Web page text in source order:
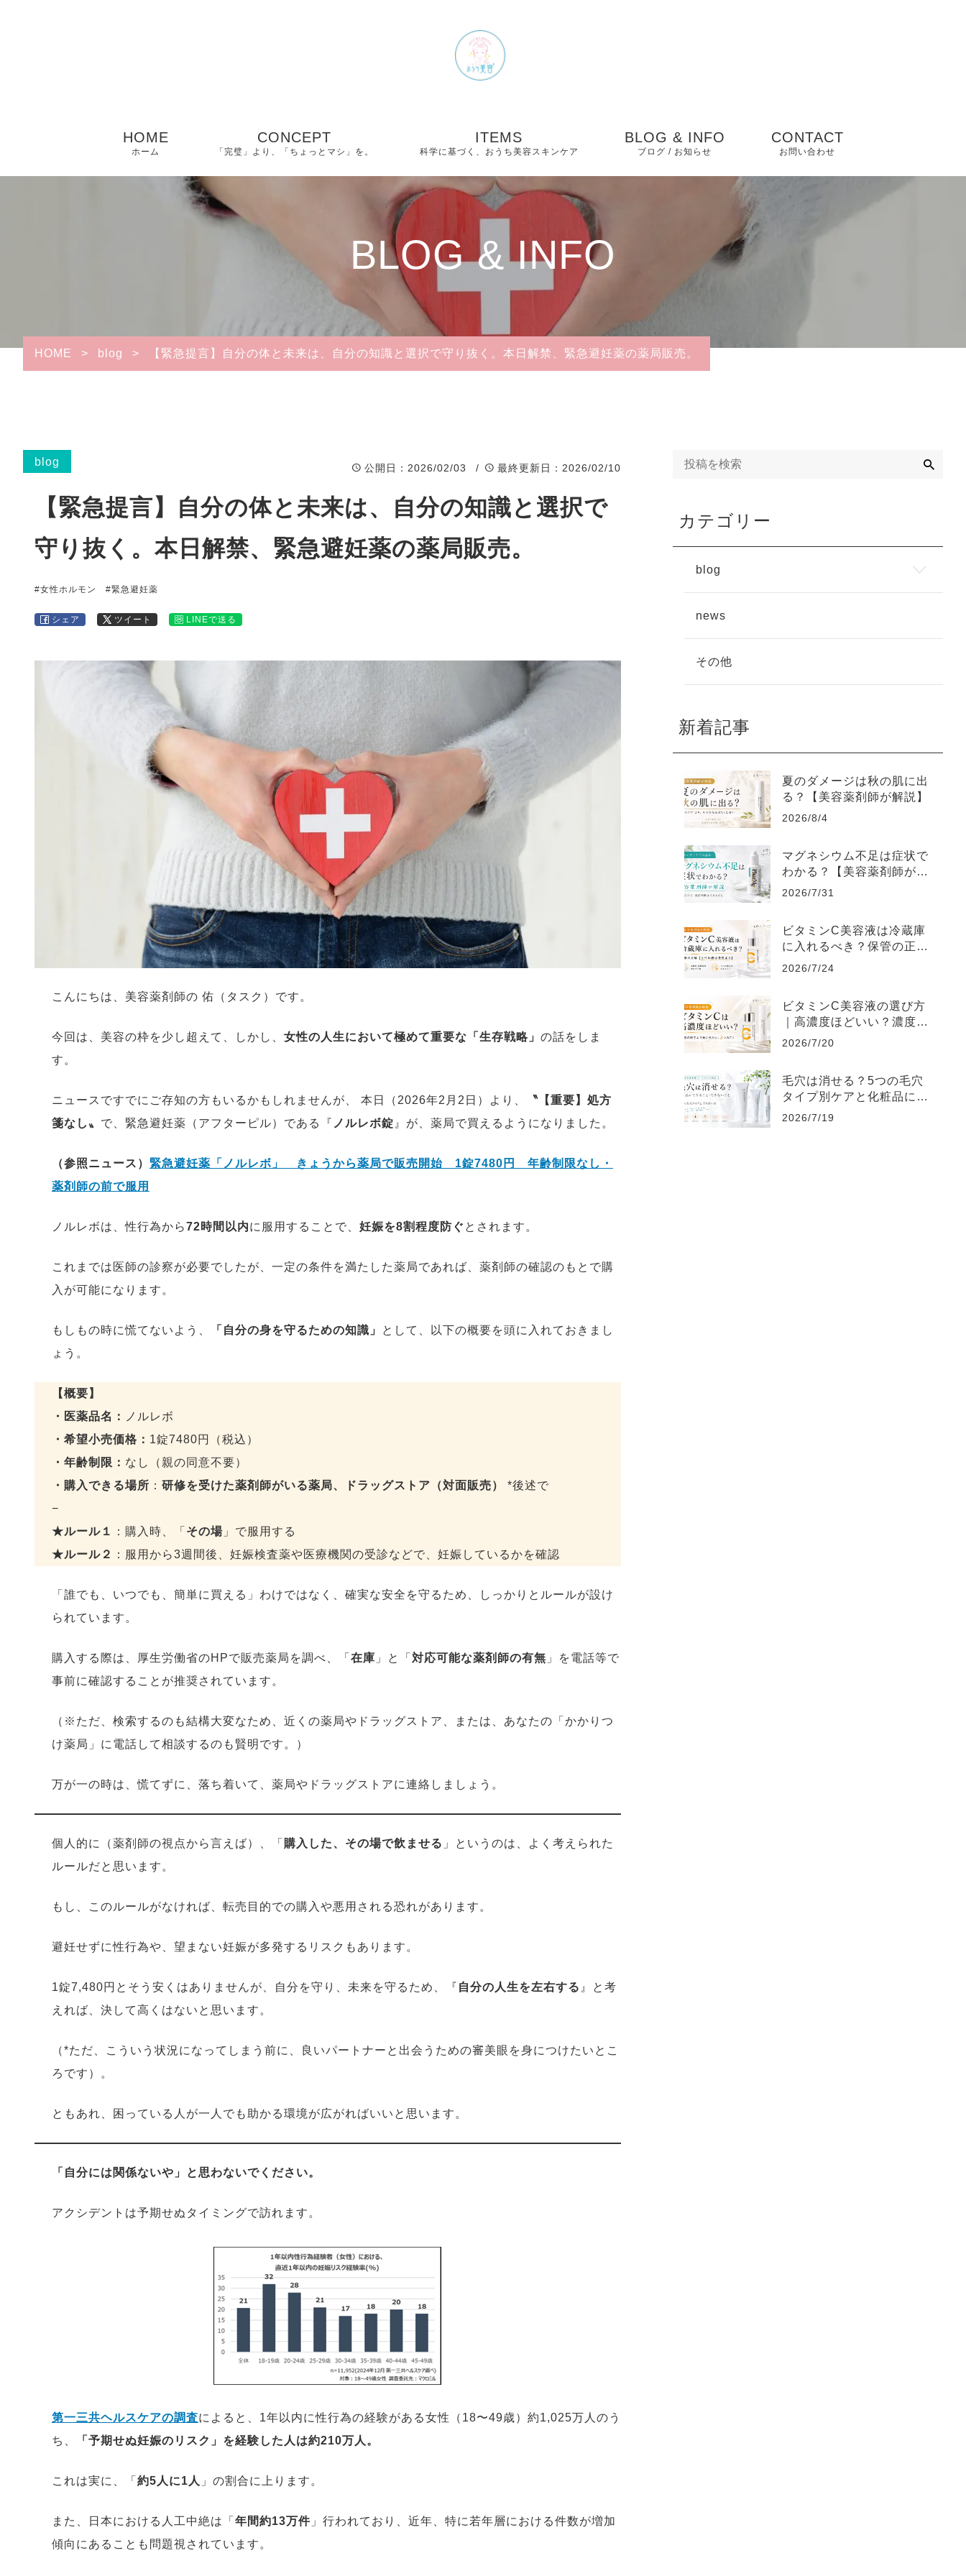
HOME
ホーム
CONCEPT
「完璧」より、「ちょっとマシ」を。
師 佑（タスク）
ITEMS
科学に基づく、おうち美容スキンケア
− Dr.PHARMACYシ
リーズ｜全6アイテム
− The C Bright Shot
− Moist Veil
Cleansing
− PharMg+
BLOG & INFO
ブログ / お知らせ
CONTACT
お問い合わせ
BLOG & INFO
HOME > blog > 【緊急提言】自分の体と未来は、自分の知識と選択で守り抜く。本日解禁、緊急避妊薬の薬局販売。
blog
公開日 ：2026/02/03 / 最終更新日 ：2026/02/10
【緊急提言】自分の体と未来は、自分の知識と選択で
守り抜く。本日解禁、緊急避妊薬の薬局販売。
#女性ホルモン #緊急避妊薬
シェア ツイート LINEで送る
こんにちは、美容薬剤師の 佑（タスク）です。
今回は、美容の枠を少し超えて、しかし、 女性の人生において極めて重要な「生存戦略」 の話をしま
す。
ニュースですでにご存知の方もいるかもしれませんが、 本日（2026年2月2日）より、
〝【重要】処方
箋なし〟 で、緊急避妊薬（アフターピル）である『 ノルレボ錠 』が、薬局で買えるようになりました。
（参照ニュース） 緊急避妊薬「ノルレボ」 きょうから薬局で販売開始 1錠7480円 年齢制限なし・
薬剤師の前で服用
ノルレボは、性行為から72時間以内に服用することで、 妊娠を8割程度防ぐ とされます。
これまでは医師の診察が必要でしたが、一定の条件を満たした薬局であれば、薬剤師の確認のもとで購
入が可能になります。
もしもの時に慌てないよう、 「自分の身を守るための知識」
として、以下の概要を頭に入れておきまし
ょう。
【概要】
・医薬品名：
ノルレボ
・希望小売価格： 1錠7480円（税込）
・年齢制限： なし（親の同意不要）
・購入できる場所 ： 研修を受けた薬剤師がいる薬局、ドラッグストア（対面販売）
*後述で
−
★ルール１
：購入時、「 その場 」で服用する
★ルール２
：服用から3週間後、妊娠検査薬や医療機関の受診などで、妊娠しているかを確認
「誰でも、いつでも、簡単に買える」わけではなく、確実な安全を守るため、しっかりとルールが設け
られています。
購入する際は、厚生労働省のHPで販売薬局を調べ、「 在庫 」と「 対応可能な薬剤師の有無 」を電話等で
事前に確認することが推奨されています。
（※ただ、検索するのも結構大変なため、近くの薬局やドラッグストア、または、あなたの「かかりつ
け薬局」に電話して相談するのも賢明です。）
万が一の時は、慌てずに、落ち着いて、薬局やドラッグストアに連絡しましょう。
個人的に（薬剤師の視点から言えば）、「 購入した、その場で飲ませる 」というのは、よく考えられた
ルールだと思います。
もし、このルールがなければ、転売目的での購入や悪用される恐れがあります。
避妊せずに性行為や、望まない妊娠が多発するリスクもあります。
1錠7,480円とそう安くはありませんが、自分を守り、未来を守るため、『 自分の人生を左右する 』と考
えれば、決して高くはないと思います。
（*ただ、こういう状況になってしまう前に、良いパートナーと出会うための審美眼を身につけたいとこ
ろです）。
ともあれ、困っている人が一人でも助かる環境が広がればいいと思います。
「自分には関係ないや」と思わないでください。
アクシデントは予期せぬタイミングで訪れます。
第一三共ヘルスケアの調査によると、1年以内に性行為の経験がある女性（18〜49歳）約1,025万人のう
ち、
「予期せぬ妊娠のリスク」を経験した人は約210万人。
これは実に、「 約5人に1人 」の割合に上ります。
また、日本における人工中絶は「 年間約13万件 」行われており、近年、特に若年層における件数が増加
傾向にあることも問題視されています。
カテゴリー
blog
news
その他
新着記事
夏のダメージは秋の肌に出
る？【美容薬剤師が解説】
2026/8/4
マグネシウム不足は症状で
わかる？【美容薬剤師が解
説】
2026/7/31
ビタミンC美容液は冷蔵庫
に入れるべき？保管の正解
【ラベル表示を見よう】
2026/7/24
ビタミンC美容液の選び方
｜高濃度ほどいい？濃度よ
り大切な3つ
2026/7/20
毛穴は消せる？5つの毛穴
タイプ別ケアと化粧品にで
きること
2026/7/19